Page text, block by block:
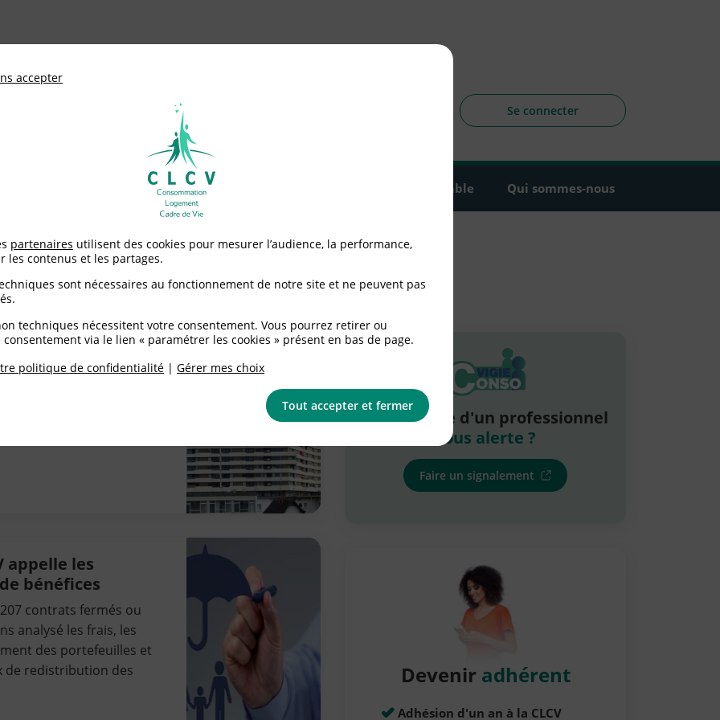
de défense des consommateurs et usagers
Se connecter
Environnement / Santé Agir ensemble Qui sommes-nous
presse
loyers + 1,25 %,
+ 0,3 %,
entre 25 et 40 % de leur
appelle les
bénéfices
contrats fermés ou
analysé les frais, les
des portefeuilles et
de redistribution des
La pratique d'un professionnel
vous alerte ?
Faire un signalement
Devenir adhérent
Adhésion d'un an à la CLCV
accepter
partenaires utilisent des cookies pour mesurer l’audience, la performance,
les contenus et les partages.
sont nécessaires au fonctionnement de notre site et ne peuvent pas
techniques nécessitent votre consentement. Vous pourrez retirer ou
via le lien « paramétrer les cookies » présent en bas de page.
politique de confidentialité | Gérer mes choix
Tout accepter et fermer